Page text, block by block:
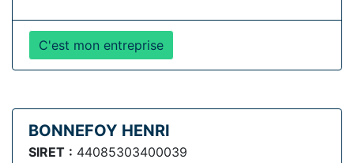
C'est mon entreprise
BONNEFOY HENRI
SIRET : 44085303400039